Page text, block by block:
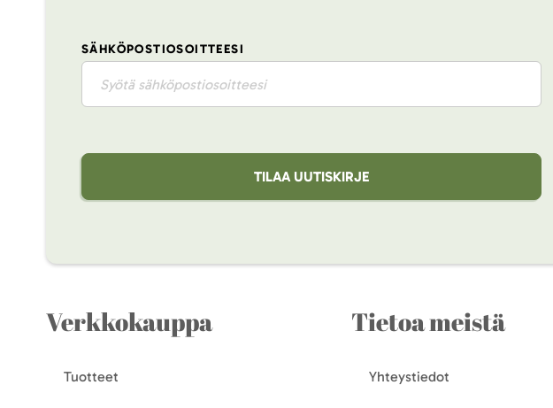
SÄHKÖPOSTIOSOITTEESI
TILAA UUTISKIRJE
Verkkokauppa
Tuotteet
Tietoa meistä
Yhteystiedot